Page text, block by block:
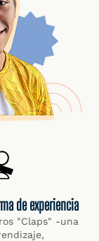
de experiencia
"Claps" -una